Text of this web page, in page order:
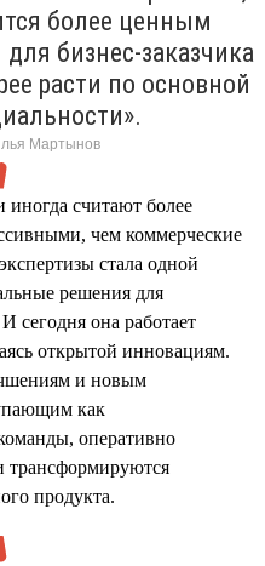
более ценным
бизнес-заказчика
расти по основной
Мартынов
иногда считают более
чем коммерческие
стала одной
решения для
сегодня она работает
открытой инновациям.
и новым
как
оперативно
трансформируются
продукта.